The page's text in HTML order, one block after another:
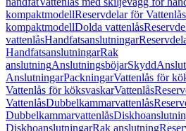
kompaktmodellReservdelar för
kompaktmodellDolda vattenlås
vattenlåsHandfatsanslutningar
HandfatsanslutningarRak
anslutningAnslutningsböjarSkydd
AnslutningarPackningarVattenlås för
Vattenlås för köksvaskarVattenlås
VattenlåsDubbelkammarvattenlås
Dubbelkammarvattenlås
DiskhoanslutningarRak anslutning